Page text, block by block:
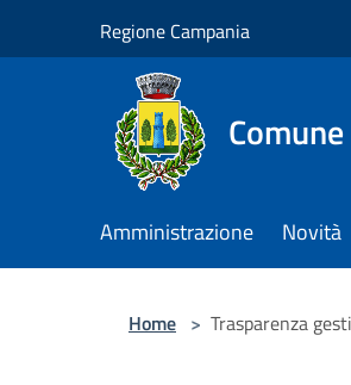
Regione Campania
Amministrazione Novità
Home > Trasparenza